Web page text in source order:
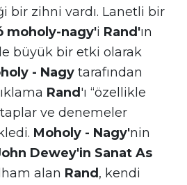
bir zihni vardı. Lanetli bir
moholy-nagy'i Rand'ın
büyük bir etki olarak
- Nagy tarafından
Rand 'ı “özellikle
ve denemeler
Moholy - Nagy'nin
Dewey'in Sanat As
alan Rand , kendi